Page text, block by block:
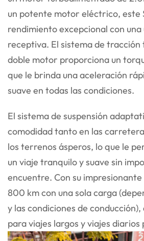
un potente motor eléctrico, este
rendimiento excepcional con una
receptiva. El sistema de tracción
doble motor proporciona un
que le brinda una aceleración
suave en todas las condiciones.
El sistema de suspensión
comodidad tanto en las
los terrenos ásperos, lo que le
un viaje tranquilo y suave sin
encuentre. Con su
800 km con una sola carga
y las condiciones de
para viajes largos y viajes diarios